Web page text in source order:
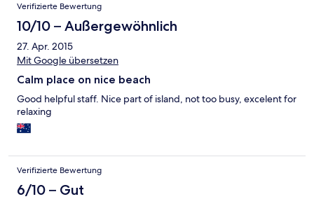
spacious, clean and modern. All in all, you get what you pay for!
Verifizierte Bewertung
10/10 – Außergewöhnlich
27. Apr. 2015
Mit Google übersetzen
Calm place on nice beach
Good helpful staff. Nice part of island, not too busy, excelent for
relaxing
Verifizierte Bewertung
6/10 – Gut